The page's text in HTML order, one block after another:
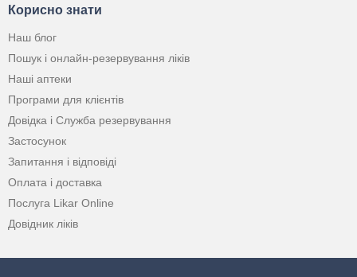
Корисно знати
Наш блог
Пошук і онлайн-резервування ліків
Наші аптеки
Програми для клієнтів
Довідка і Служба резервування
Застосунок
Запитання і відповіді
Оплата і доставка
Послуга Likar Online
Довідник ліків